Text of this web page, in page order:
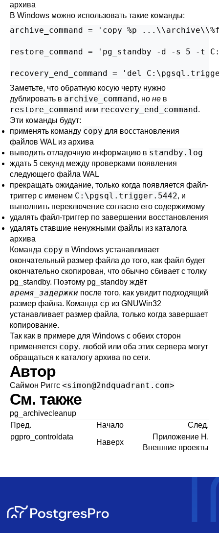
архива
В Windows можно использовать такие команды:
archive_command = 'copy %p
restore_command = 'pg_standby -d -s 5 -t
recovery_end_command = 'del
Заметьте, что обратную косую черту нужно
дублировать в archive_command, но не в
restore_command или recovery_end_command.
Эти команды будут:
применять команду copy для восстановления
файлов WAL из архива
выводить отладочную информацию в standby.log
ждать 5 секунд между проверками появления
следующего файла WAL
прекращать ожидание, только когда появляется файл-
триггер с именем C:\pgsql.trigger.5442, и
выполнить переключение согласно его содержимому
удалять файл-триггер по завершении восстановления
удалять ставшие ненужными файлы из каталога
архива
Команда copy в Windows устанавливает
окончательный размер файла до того, как файл будет
окончательно скопирован, что обычно сбивает с толку
pg_standby. Поэтому pg_standby ждёт
время_задержки после того, как увидит подходящий
размер файла. Команда cp из GNUWin32
устанавливает размер файла, только когда завершает
копирование.
Так как в примере для Windows с обеих сторон
применяется copy, любой или оба этих сервера могут
обращаться к каталогу архива по сети.
Автор
Саймон Риггс <simon@2ndquadrant.com>
См. также
pg_archivecleanup
Пред.
Начало
След.
pgpro_controldata
Наверх
Приложение H.
Внешние проекты